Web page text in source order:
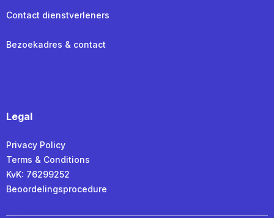
Contact dienstverleners
Bezoekadres & contact
Legal
Privacy Policy
Terms & Conditions
KvK: 76299252
Beoordelingsprocedure